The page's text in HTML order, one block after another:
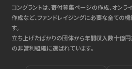
コングラントは、寄付募集ページの作成、オンラ
作成など、ファンドレイジングに必要な全ての
す。
立ち上げたばかりの団体から年間収入数十億
の非営利組織に選ばれています。